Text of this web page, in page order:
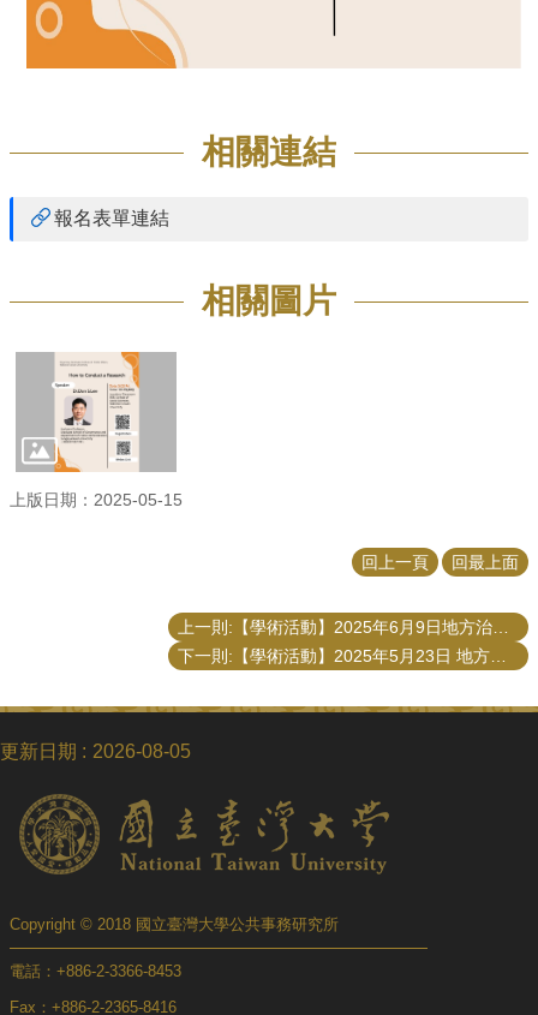
相關連結
報名表單連結
相關圖片
上版日期：2025-05-15
回上一頁 回最上面
更新日期 2026-08-05
Copyright © 2018 國立臺灣大學公共事務研究所
電話：+886-2-3366-8453
Fax：+886-2-2365-8416